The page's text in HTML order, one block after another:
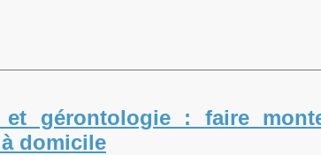
et gérontologie : faire
domicile